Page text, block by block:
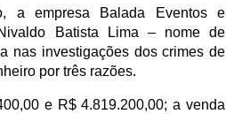
a empresa Balada Eventos e
Batista Lima – nome de
nas investigações dos crimes de
por três razões.
e R$ 4.819.200,00; a venda